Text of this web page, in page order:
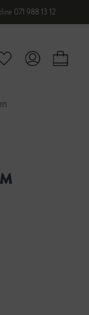
071 988 13 12